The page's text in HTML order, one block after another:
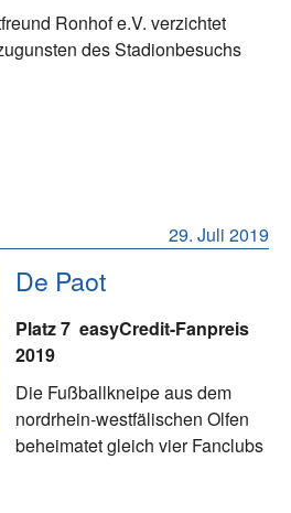
Ronhof e.V. verzichtet
des Stadionbesuchs
29. Juli 2019
De Paot
Platz 7 easyCredit-Fanpreis
2019
Die Fußballkneipe aus dem
nordrhein-westfälischen Olfen
beheimatet gleich vier Fanclubs